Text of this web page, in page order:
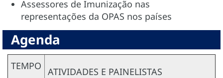
Assessores de Imunização nas
representações da OPAS nos países
Agenda
TEMPO ATIVIDADES E PAINELISTAS